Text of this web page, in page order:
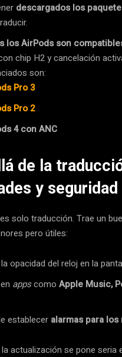
descargados los
los AirPods son
chip H2 y cancelación
son:
Pro 3
Pro 2
4 con ANC
de la
y seguridad
solo traducción. Trae un
pero útiles:
opacidad del reloj en la
appscomo Apple Music,
establecer alarmas para
actualización se pone seria